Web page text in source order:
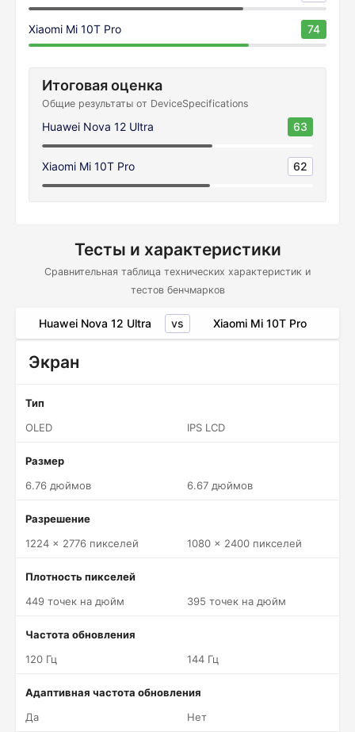
Xiaomi Mi 10T Pro 74
Итоговая оценка
Общие результаты от DeviceSpecifications
Huawei Nova 12 Ultra 63
Xiaomi Mi 10T Pro 62
Тесты и характеристики
Сравнительная таблица технических характеристик и
тестов бенчмарков
Huawei Nova 12 Ultra vs Xiaomi Mi 10T Pro
Экран
Тип
OLED
IPS LCD
Размер
6.76 дюймов
6.67 дюймов
Разрешение
1224 x 2776 пикселей
1080 x 2400 пикселей
Плотность пикселей
449 точек на дюйм
395 точек на дюйм
Частота обновления
120 Гц
144 Гц
Адаптивная частота обновления
Да
Нет